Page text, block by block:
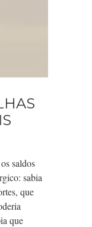
saldos
sabia
que
que